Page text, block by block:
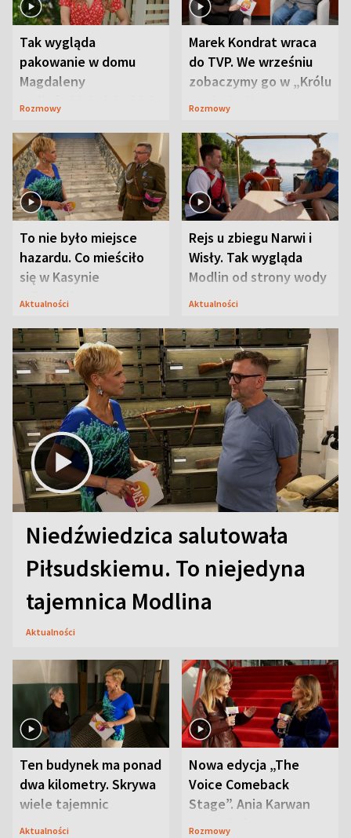
Tak wygląda
pakowanie w domu
Magdaleny
Waligórskiej-Lisieckiej.
Rozmowy
Marek Kondrat wraca
do TVP. We wrześniu
zobaczymy go w „Królu
Maciusiu I”
Rozmowy
To nie było miejsce
hazardu. Co mieściło
się w Kasynie
Oficerskim?
Aktualności
Rejs u zbiegu Narwi i
Wisły. Tak wygląda
Modlin od strony wody
Aktualności
Niedźwiedzica salutowała
Piłsudskiemu. To niejedyna
tajemnica Modlina
Aktualności
Ten budynek ma ponad
dwa kilometry. Skrywa
wiele tajemnic
Aktualności
Nowa edycja „The
Voice Comeback
Stage”. Ania Karwan
zapowiada
Rozmowy